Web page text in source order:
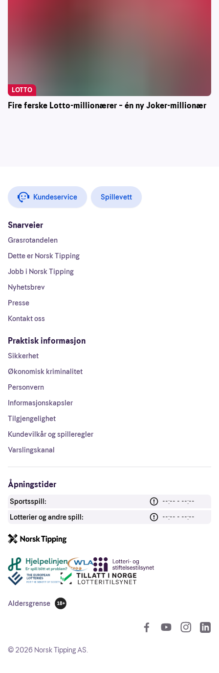
Fire ferske Lotto-millionærer – én ny Joker-millionær
LOTTO
Kundeservice Spillevett
Snarveier
Grasrotandelen
Dette er Norsk Tipping
Jobb i Norsk Tipping
Nyhetsbrev
Presse
Kontakt oss
Praktisk informasjon
Sikkerhet
Økonomisk kriminalitet
Personvern
Informasjonskapsler
Tilgjengelighet
Kundevilkår og spilleregler
Varslingskanal
Åpningstider
Sportsspill:
--:-- - --:--
Lotterier og andre spill:
--:-- - --:--
Andre lenker
Aldersgrense
18 år
© 2026 Norsk Tipping AS.